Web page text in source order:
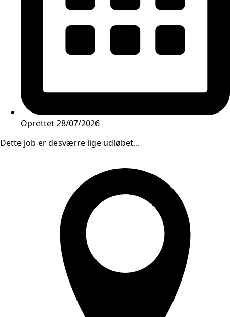
Oprettet28/07/2026
Dette job er desværre lige udløbet...